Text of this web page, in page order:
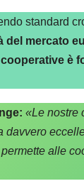
standard
del mercato
cooperative è
«Le nostre
davvero
alle